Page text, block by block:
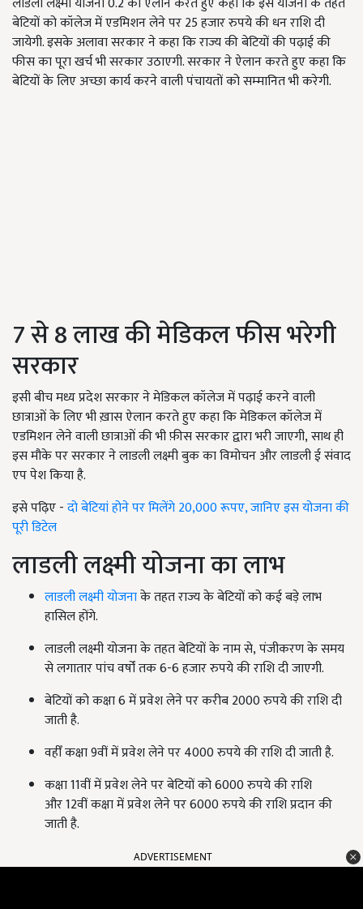
बेटियों को कॉलेज में एडमिशन लेने पर25हजार रुपये की धन राशि दी
जायेगी. इसके अलावा सरकार ने कहा कि राज्य की बेटियों की पढ़ाई की
फीस का पूरा खर्च भी सरकार उठाएगी. सरकार ने ऐलान करते हुए कहा कि
बेटियों के लिए अच्‍छा कार्य करने वाली पंचायतों को सम्‍मानित भी करेगी.
7से8लाख की मेडिकल फीस भरेगी
सरकार
इसी बीच मध्य प्रदेश सरकार ने मेडिकल कॉलेज में पढ़ाई करने वाली
छात्राओं के लिए भी ख़ास ऐलान करते हुए कहा कि मेडिकल कॉलेज में
एडमिशन लेने वाली छात्राओं की भी फ़ीस सरकार द्वारा भरी जाएगी,साथ ही
इस मौके पर सरकार ने लाडली लक्ष्मी बुक का विमोचन और लाडली ई संवाद
एप पेश किया है.
इसे पढ़िए -दो बेटियां होने पर मिलेंगे 20,000 रूपए, जानिए इस योजना की
पूरी डिटेल
लाडली लक्ष्‍मी योजना का लाभ
लाडली लक्ष्मी योजनाके तहत राज्य के बेटियों को कई बड़े लाभ
हासिल होंगे.
लाडली लक्ष्‍मी योजना के तहत बेटियों के नाम से,पंजीकरण के समय
से लगातार पांच वर्षों तक6-6हजार रुपये की राशि दी जाएगी.
बेटियों को कक्षा6में प्रवेश लेने पर करीब2000रुपये की राशि दी
जाती है.
वहीँ कक्षा9वीं में प्रवेश लेने पर4000रुपये की राशि दी जाती है.
कक्षा11वीं में प्रवेश लेने पर बेटियों को6000रुपये की राशि
और12वीं कक्षा में प्रवेश लेने पर6000रुपये की राशि प्रदान की
जाती है.
ADVERTISEMENT